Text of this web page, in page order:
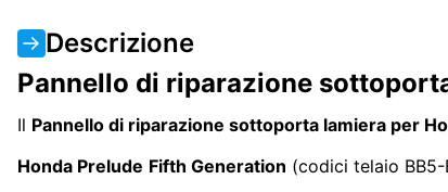
Descrizione
Pannello di riparazione
Il Pannello di riparazione sottoporta lamiera per
Honda Prelude Fifth Generation (codici telaio